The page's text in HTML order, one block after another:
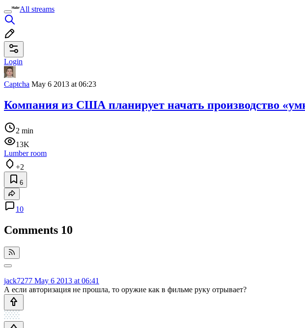
All streams
Login
Captcha May 6 2013 at 06:23
Компания из США планирует начать производство
2 min
13K
Lumber room
+2
6
10
Comments 10
jack7277 May 6 2013 at 06:41
А если авторизация не прошла, то оружие как в фильме руку отрывает?